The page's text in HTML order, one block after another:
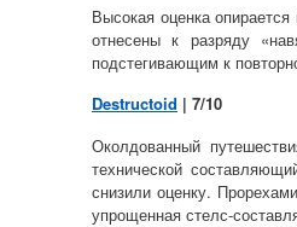
Высокая оценка
отнесены к разряду
подстегивающим к
Destructoid | 7/10
Околдованный
технической
снизили оценку.
упрощенная стелс-